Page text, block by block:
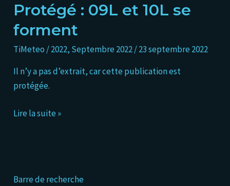
Protégé : 09L et 10L se
forment
TiMeteo /2022, Septembre 2022/23 septembre 2022
Il n’y a pas d’extrait, car cette publication est
protégée.
Protégé :
et
10L
forment
Lire la suite »
Barre de recherche